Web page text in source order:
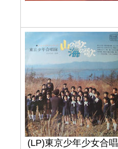
(LP)東京少年少女合唱